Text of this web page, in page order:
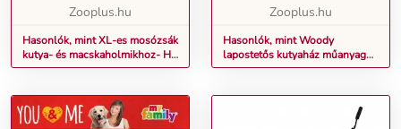
Zooplus.hu
Hasonlók, mint XL-es mosózsák
kutya- és macskaholmikhoz- H
75 x Sz 80 cm
Zooplus.hu
Hasonlók, mint Woody
lapostetős kutyaház műanyag
ajtóval - S: Sz 85 x Mé 57 x Ma